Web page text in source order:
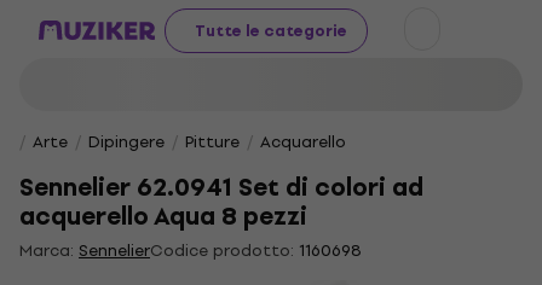
Tutte le categorie
Arte Dipingere Pitture Acquarello
Sennelier 62.0941 Set di colori ad
acquerello Aqua 8 pezzi
Marca: SennelierCodice prodotto: 1160698